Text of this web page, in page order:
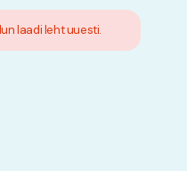
laadi leht uuesti.